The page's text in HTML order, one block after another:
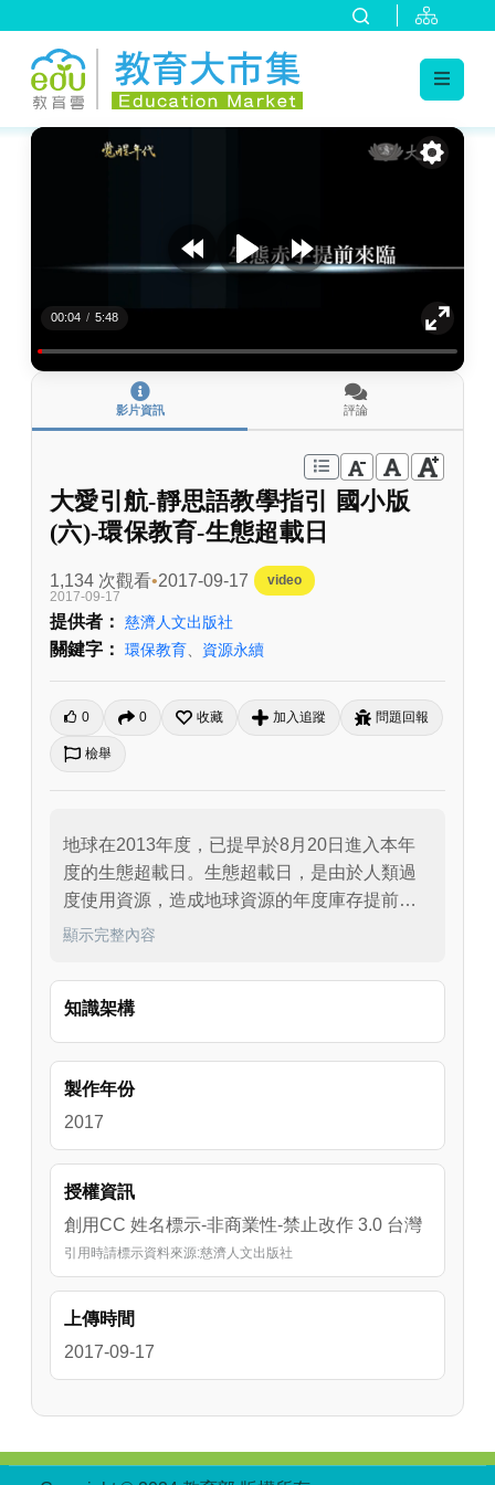
:::
00:04 / 5:48
影片資訊 評論
大愛引航-靜思語教學指引 國小版
(六)-環保教育-生態超載日
1,134 次觀看 2017-09-17
video
2017-09-17
提供者： 慈濟人文出版社
關鍵字： 環保教育 資源永續
0 0 收藏 加入追蹤 問題回報
檢舉
地球在2013年度，已提早於8月20日進入本年
度的生態超載日。生態超載日，是由於人類過
度使用資源，造成地球資源的年度庫存提前被
消耗完畢，於是地球的生態開始處於負債狀
根據國際能源總署計算，台灣人排放的碳足跡
約有14個台灣的量，由此可見，高度經濟發
展、現代化的生活方式，以及對進口能源與食
物的過度依賴，導致台灣的生態足跡逐年攀
升，生態赤字也居高不下。
生態赤字提前來臨，導致各地天災不斷，人類
製造了大量的溫室氣體，加劇了氣候變遷的速
民。而這一切不好的結果，都源自於人類的貪
婪，生活過於享受。如果我們持續透支生態資
源，終將造成自然反撲禍延子孫。因此，最實
際的環保行動，就是要過儉樸的生活，節約能
源、減少溫室氣體排放，是全球公民應該共同
力行的目標。
顯示完整內容
知識架構
製作年份
2017
授權資訊
創用CC 姓名標示-非商業性-禁止改作 3.0 台灣
引用時請標示資料來源:慈濟人文出版社
上傳時間
2017-09-17